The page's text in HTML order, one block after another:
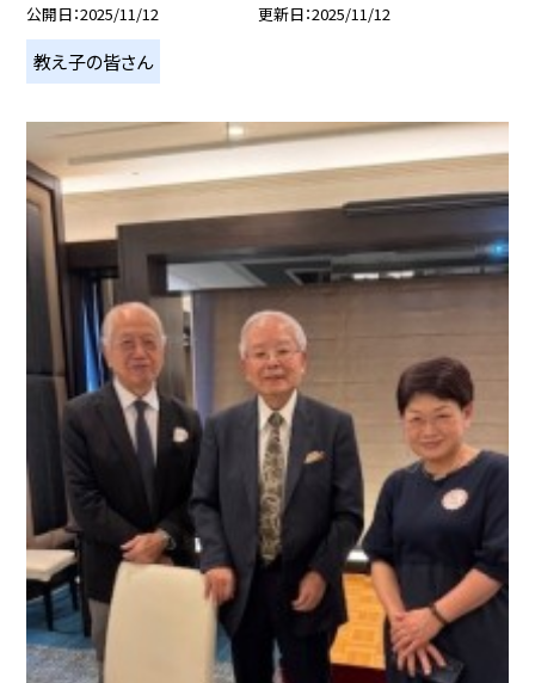
公開日 2025/11/12 更新日 2025/11/12
教え子の皆さん